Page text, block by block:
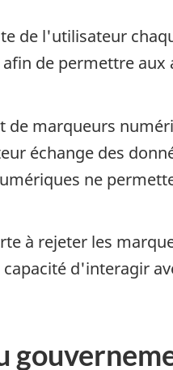
de l'utilisateur
de permettre
marqueurs
échange des
ne
à rejeter les
d'interagir